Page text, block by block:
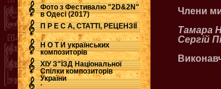
Фото з Фестивалю "2D&2N"
в Одесі (2017)
П Р Е С А, СТАТТІ, РЕЦЕНЗІЇ
Н О Т И українських
композиторів
ХІУ З"ЇЗД Національної
Спілки композиторів
України
.
Члени
Тамара
Сергій